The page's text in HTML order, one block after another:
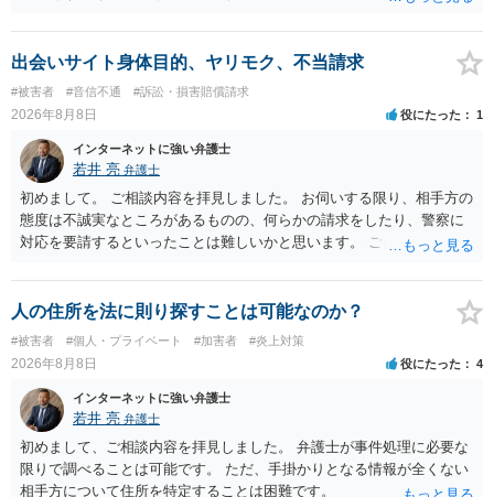
ただ、「328が名誉毀損、偽計業務妨害、侮辱罪、ストーカー等に関す
る法律違反に該当するといわれ」とのことですので、ご質問に書かれ
ていない何らかの背景事情があれば、回答は180度変わるかもしれませ
ん。公開の場で詳細を投稿することは不適当と思われますので、弁護
士へ直接相談した方がよいでしょう。
出会いサイト身体目的、ヤリモク、不当請求
#被害者 #音信不通 #訴訟・損害賠償請求
2026年8月8日 役にたった 1
インターネットに強い弁護士
若井 亮 弁護士
初めまして。 ご相談内容を拝見しました。 お伺いする限り、相手方の
態度は不誠実なところがあるものの、何らかの請求をしたり、警察に
対応を要請するといったことは難しいかと思います。 ご参考になれば
人の住所を法に則り探すことは可能なのか？
#被害者 #個人・プライベート #加害者 #炎上対策
2026年8月8日 役にたった 4
インターネットに強い弁護士
若井 亮 弁護士
初めまして、ご相談内容を拝見しました。 弁護士が事件処理に必要な
限りで調べることは可能です。 ただ、手掛かりとなる情報が全くない
相手方について住所を特定することは困難です。